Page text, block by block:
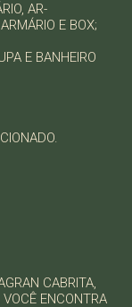
AR-
E BOX;
E BANHEIRO
CABRITA,
ENCONTRA